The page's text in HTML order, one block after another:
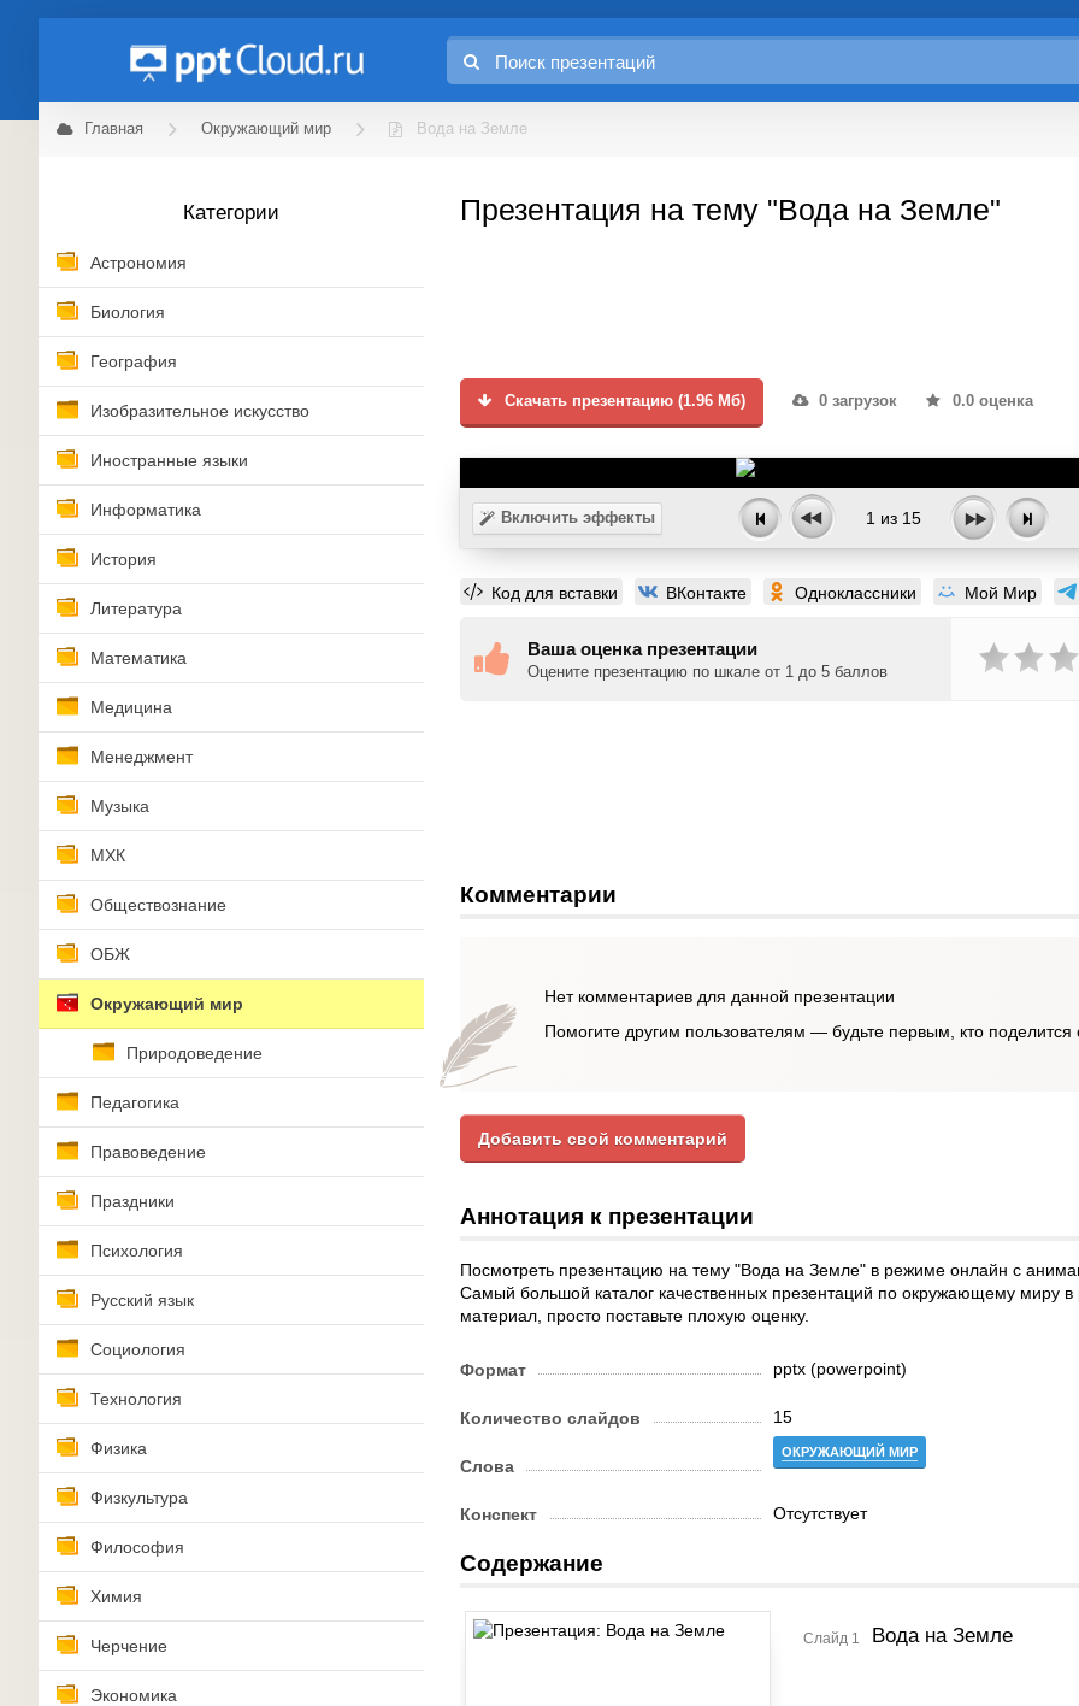
Главная Окружающий мир Вода на Земле
Категории
Астрономия
Биология
География
Изобразительное искусство
Иностранные языки
Информатика
История
Литература
Математика
Медицина
Менеджмент
Музыка
МХК
Обществознание
ОБЖ
Окружающий мир
Природоведение
Педагогика
Правоведение
Праздники
Психология
Русский язык
Социология
Технология
Физика
Физкультура
Философия
Химия
Черчение
Экономика
Презентация на тему "Вода на Земле"
Скачать презентацию (1.96 Мб) 0 загрузок 0.0 оценка
Включить эффекты 1 из 15
Код для вставки ВКонтакте Одноклассники Мой Мир
Ваша оценка презентации
Оцените презентацию по шкале от 1 до 5 баллов
Комментарии
Нет комментариев для данной презентации
Помогите другим пользователям — будьте первым, кто
Добавить свой комментарий
Аннотация к презентации
Посмотреть презентацию на тему "Вода на Земле" в режиме онлайн с
Самый большой каталог качественных презентаций по окружающему миру в
материал, просто поставьте плохую оценку.
Формат pptx (powerpoint)
Количество слайдов 15
Слова
ОКРУЖАЮЩИЙ МИР
Конспект Отсутствует
Содержание
Слайд 1 Вода на Земле